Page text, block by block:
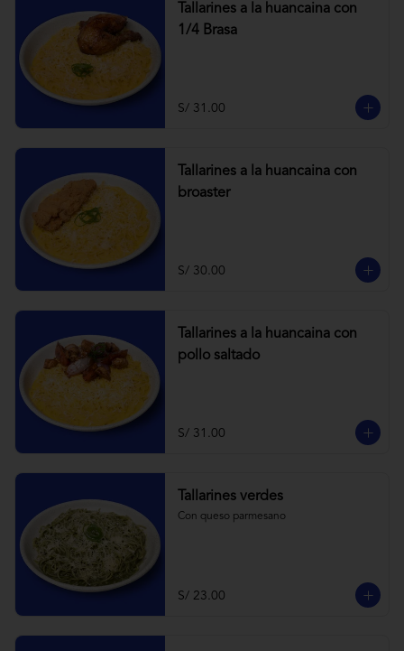
Tallarines a la huancaina con
1/4 Brasa
S/ 31.00
Tallarines a la huancaina con
broaster
S/ 30.00
Tallarines a la huancaina con
pollo saltado
S/ 31.00
Tallarines verdes
Con queso parmesano
S/ 23.00